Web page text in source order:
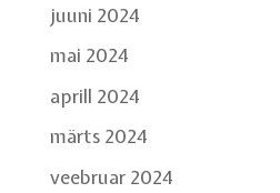
juuni 2024
mai 2024
aprill 2024
märts 2024
veebruar 2024